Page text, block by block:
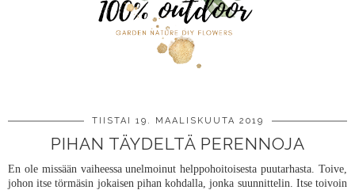
TIISTAI 19. MAALISKUUTA 2019
PIHAN TÄYDELTÄ PERENNOJA
En ole missään vaiheessa unelmoinut helppohoitoisesta puutarhasta. Toive,
johon itse törmäsin jokaisen pihan kohdalla, jonka suunnittelin. Itse toivoin